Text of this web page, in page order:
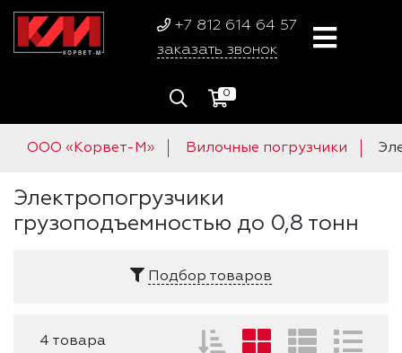
+7 812 614 64 57
заказать звонок
0
ООО «Корвет-М» Вилочные погрузчики
Электропогрузчики
грузоподъемностью до 0,8 тонн
Подбор товаров
4 товара